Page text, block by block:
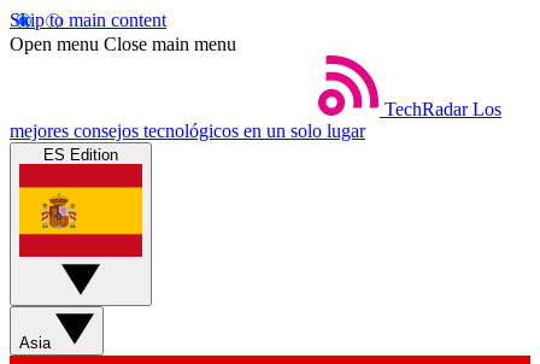
Skip to main content
Open menu Close main menu
TechRadar Los
mejores consejos tecnológicos en un solo lugar
ES Edition
Asia